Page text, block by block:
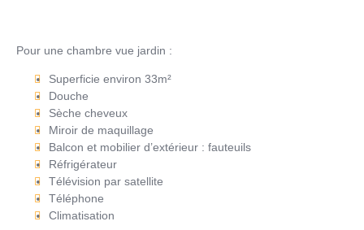
Pour une chambre vue jardin :
Superficie environ 33m²
Douche
Sèche cheveux
Miroir de maquillage
Balcon et mobilier d’extérieur : fauteuils
Réfrigérateur
Télévision par satellite
Téléphone
Climatisation